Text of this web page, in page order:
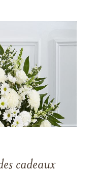
cadeaux